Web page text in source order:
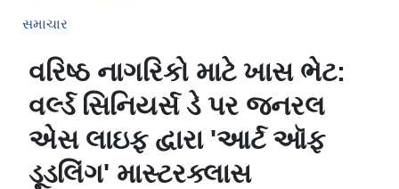
સમાચાર
વરિષ્ઠ નાગરિકો માટે ખાસ ભેટ:
વર્લ્ડ સિનિયર્સ ડે પર જનરલ
એસ લાઇફ દ્વારા 'આર્ટ ઑફ
ડૂડલિંગ' માસ્ટરક્લાસ